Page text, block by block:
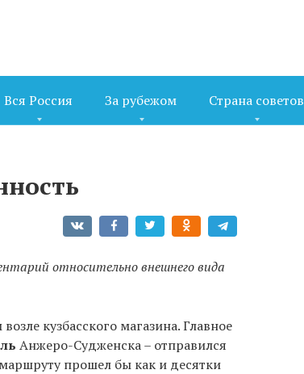
Вся Россия За рубежом Страна советов
относительно внешнего вида
кузбасского магазина. Главное
Анжеро-Судженска – отправился
прошел бы как и десятки